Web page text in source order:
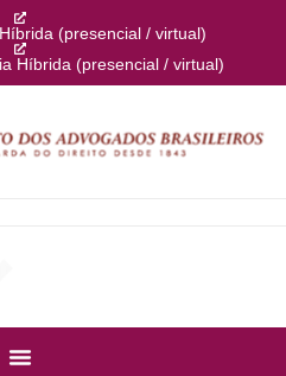
(presencial / virtual)
Híbrida (presencial / virtual)